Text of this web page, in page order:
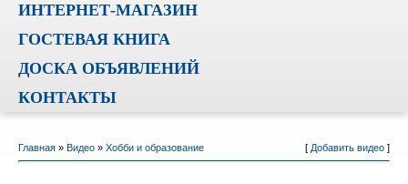
ИНТЕРНЕТ-МАГАЗИН
ГОСТЕВАЯ КНИГА
ДОСКА ОБЪЯВЛЕНИЙ
КОНТАКТЫ
Главная» Видео» Хобби и образование [ Добавить видео]